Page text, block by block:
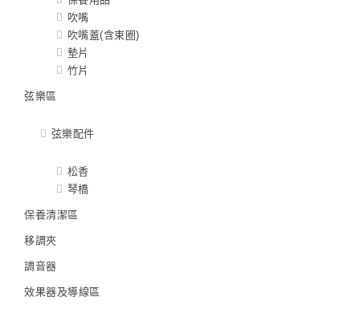
吹嘴
吹嘴蓋(含束圈)
墊片
竹片
弦樂區
弦樂配件
松香
琴橋
保養清潔區
移調夾
調音器
效果器及導線區